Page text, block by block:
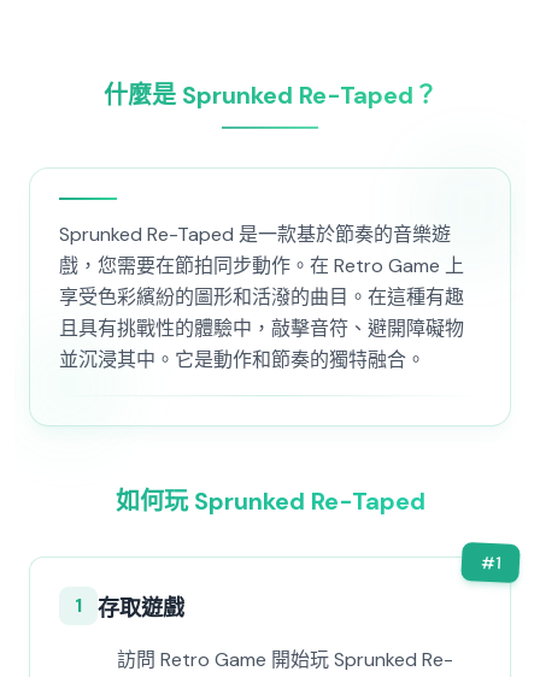
什麼是 Sprunked Re-Taped？
Sprunked Re-Taped 是一款基於節奏的音樂遊
戲，您需要在節拍同步動作。在 Retro Game 上
享受色彩繽紛的圖形和活潑的曲目。在這種有趣
且具有挑戰性的體驗中，敲擊音符、避開障礙物
並沉浸其中。它是動作和節奏的獨特融合。
如何玩 Sprunked Re-Taped
#1
1 存取遊戲
訪問 Retro Game 開始玩 Sprunked Re-